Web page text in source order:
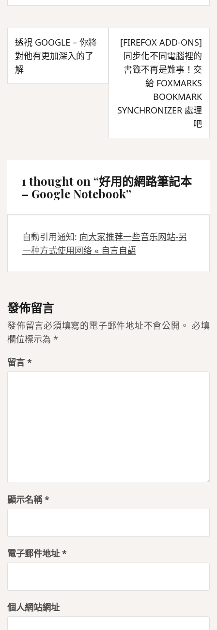
文
章
導
覽
透視 GOOGLE – 你將
對他有更加深入的了
解
[FIREFOX ADD-ONS]
同步化不同電腦裡的
書籤不再是難事！交
給 FOXMARKS
BOOKMARK
SYNCHRONIZER 處理
吧
1 thought on “好用的網路筆記本
– Google Notebook”
自動引用通知: 向大家推荐一些音乐网站-另
一种方式使用网络 « 自言自語
發佈留言
發佈留言必須填寫的電子郵件地址不會公開。 必填
欄位標示為 *
留言 *
顯示名稱*
電子郵件地址 *
個人網站網址